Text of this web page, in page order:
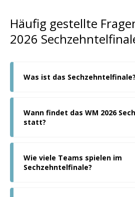
Häufig gestellte
2026
Was ist das Sechzehntelfinale?
Wann findet das WM 2026
statt?
Wie viele Teams spielen im
Sechzehntelfinale?